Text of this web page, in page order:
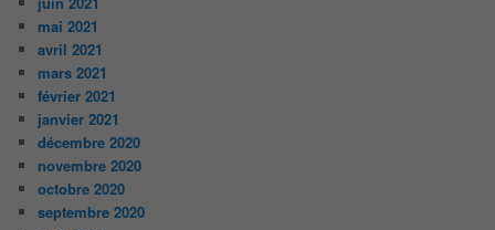
mai 2021
avril 2021
mars 2021
février 2021
janvier 2021
décembre 2020
novembre 2020
octobre 2020
septembre 2020